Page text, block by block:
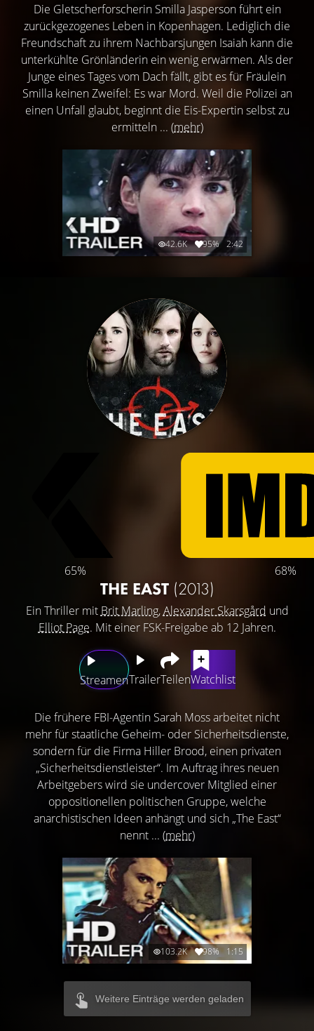
Die Gletscherforscherin Smilla Jasperson führt ein
zurückgezogenes Leben in Kopenhagen. Lediglich die
Freundschaft zu ihrem Nachbarsjungen Isaiah kann die
unterkühlte Grönländerin ein wenig erwärmen. Als der
Junge eines Tages vom Dach fällt, gibt es für Fräulein
Smilla keinen Zweifel: Es war Mord. Weil die Polizei an
einen Unfall glaubt, beginnt die Eis-Expertin selbst zu
ermitteln ... (mehr)
42.6K 95% 2:42
65% 68%
THE EAST (2013)
Ein Thriller mit Brit Marling,Alexander Skarsgård und
Elliot Page. Mit einer FSK-Freigabe ab 12 Jahren.
StreamenTrailerTeilenWatchlist
Die frühere FBI-Agentin Sarah Moss arbeitet nicht
mehr für staatliche Geheim- oder Sicherheitsdienste,
sondern für die Firma Hiller Brood, einen privaten
„Sicherheitsdienstleister“. Im Auftrag ihres neuen
Arbeitgebers wird sie undercover Mitglied einer
oppositionellen politischen Gruppe, welche
anarchistischen Ideen anhängt und sich „The East“
nennt ... (mehr)
103.2K 98% 1:15
Weitere Einträge werden geladen